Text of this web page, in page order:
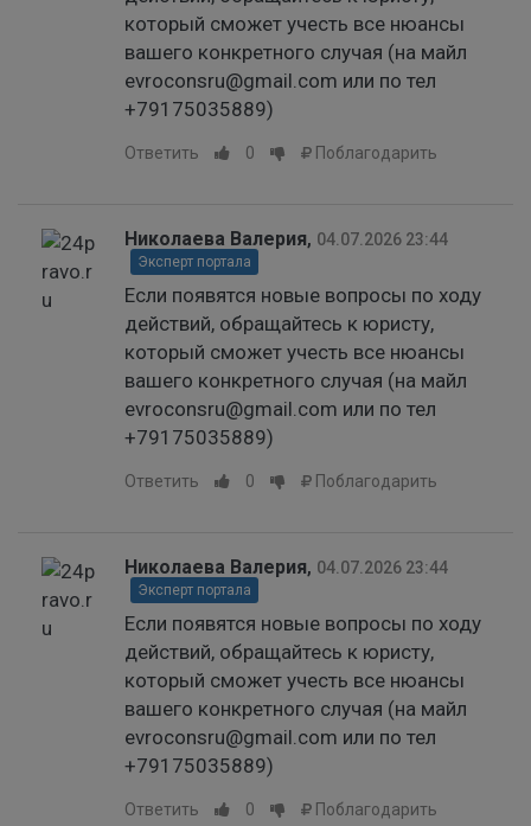
который сможет учесть все нюансы
вашего конкретного случая (на майл
evroconsru@gmail.com или по тел
+79175035889)
Ответить 0 Поблагодарить
Николаева Валерия, 04.07.2026 23:44
Эксперт портала
Если появятся новые вопросы по ходу
действий, обращайтесь к юристу,
который сможет учесть все нюансы
вашего конкретного случая (на майл
evroconsru@gmail.com или по тел
+79175035889)
Ответить 0 Поблагодарить
Николаева Валерия, 04.07.2026 23:44
Эксперт портала
Если появятся новые вопросы по ходу
действий, обращайтесь к юристу,
который сможет учесть все нюансы
вашего конкретного случая (на майл
evroconsru@gmail.com или по тел
+79175035889)
Ответить 0 Поблагодарить